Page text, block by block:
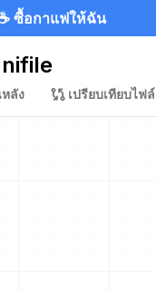
ซื้อกาแฟให้ฉัน
ลัง เปรียบเทียบไฟล์